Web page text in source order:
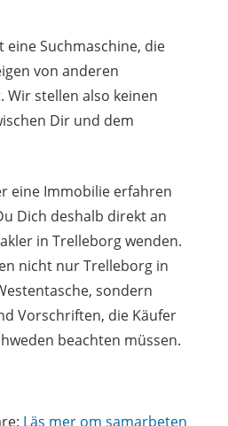
eine Suchmaschine, die
von anderen
Wir stellen also keinen
Dir und dem
eine Immobilie erfahren
Dich deshalb direkt an
in Trelleborg wenden.
nicht nur Trelleborg in
sondern
Vorschriften, die Käufer
beachten müssen.
Läs mer om samarbeten